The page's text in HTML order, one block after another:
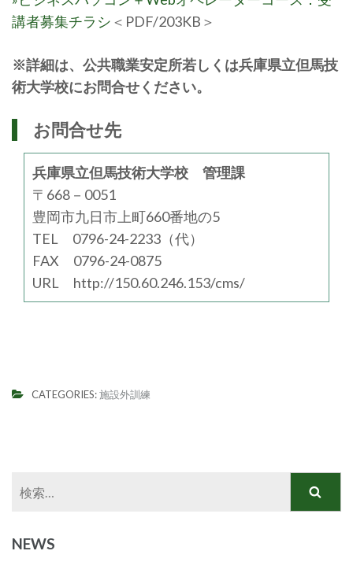
講者募集チラシ ＜PDF/203KB＞
※詳細は、公共職業安定所若しくは兵庫県立但馬技
術大学校にお問合せください。
お問合せ先
兵庫県立但馬技術大学校 管理課
〒668－0051
豊岡市九日市上町660番地の5
TEL 0796-24-2233（代）
FAX 0796-24-0875
URL http://150.60.246.153/cms/
CATEGORIES:施設外訓練
NEWS